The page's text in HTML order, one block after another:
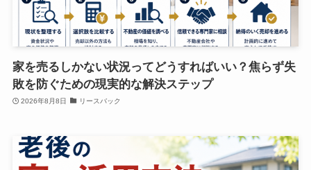
家を売るしかない状況ってどうすればいい？焦らず失
敗を防ぐための現実的な解決ステップ
2026年8月8日 リースバック